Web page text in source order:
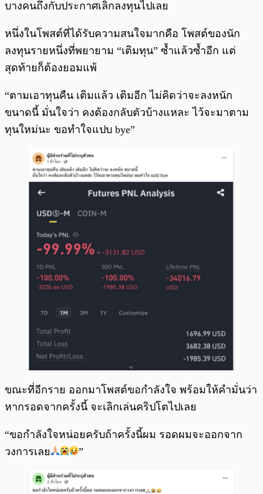
บางคนถึงกับประกาศเลิกลงทุนไปเลย
หนึ่งในโพสต์ที่ได้รับความสนใจมากคือ โพสต์ของนัก
ลงทุนรายหนึ่งที่พยายาม “เติมทุน” ซ้ำแล้วซ้ำอีก แต่
สุดท้ายก็ต้องยอมแพ้
“ตามเอาทุนคืน เติมแล้ว เติมอีก ไม่คิดว่าจะลงหนัก
ขนาดนี้ มั่นใจว่า คงต้องกลับตัวบ้างแหละ ไว้จะมาตาม
ทุนใหม่นะ ขอทำใจแปบ bye”
ขณะที่อีกราย ออกมาโพสต์ขอกำลังใจ พร้อมให้คำมั่นว่า
หากรอดจากครั้งนี้ จะเลิกเล่นคริปโตไปเลย
“ขอกำลังใจหน่อยครับถ้าครั้งนี้ผม รอดผมจะออกจาก
วงการเลย
”